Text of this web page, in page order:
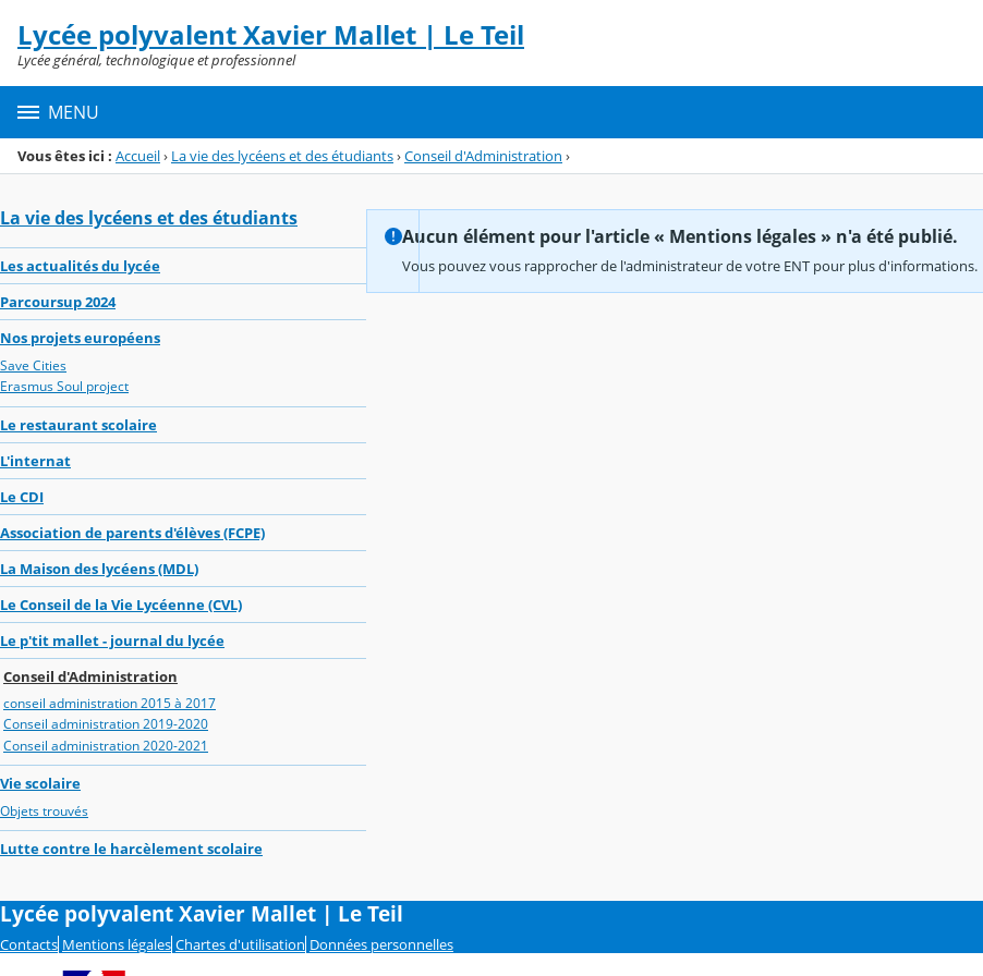
Menu de la rubrique
Contenu
Lycée polyvalent Xavier Mallet | Le Teil
Lycée général, technologique et professionnel
MENU
Vous êtes ici : Accueil› La vie des lycéens et des étudiants›Conseil d'Administration ›
La vie des lycéens et des étudiants
Les actualités du lycée
Parcoursup 2024
Nos projets européens
Save Cities
Erasmus Soul project
Le restaurant scolaire
L'internat
Le CDI
Association de parents d'élèves (FCPE)
La Maison des lycéens (MDL)
Le Conseil de la Vie Lycéenne (CVL)
Le p'tit mallet - journal du lycée
Conseil d'Administration
conseil administration 2015 à 2017
Conseil administration 2019-2020
Conseil administration 2020-2021
Vie scolaire
Objets trouvés
Lutte contre le harcèlement scolaire
Aucun élément pour l'article « Mentions légales » n'a été publié.
Vous pouvez vous rapprocher de l'administrateur de votre ENT pour plus d'informations.
Lycée polyvalent Xavier Mallet | Le Teil
Contacts Mentions légales Chartes d'utilisation Données personnelles